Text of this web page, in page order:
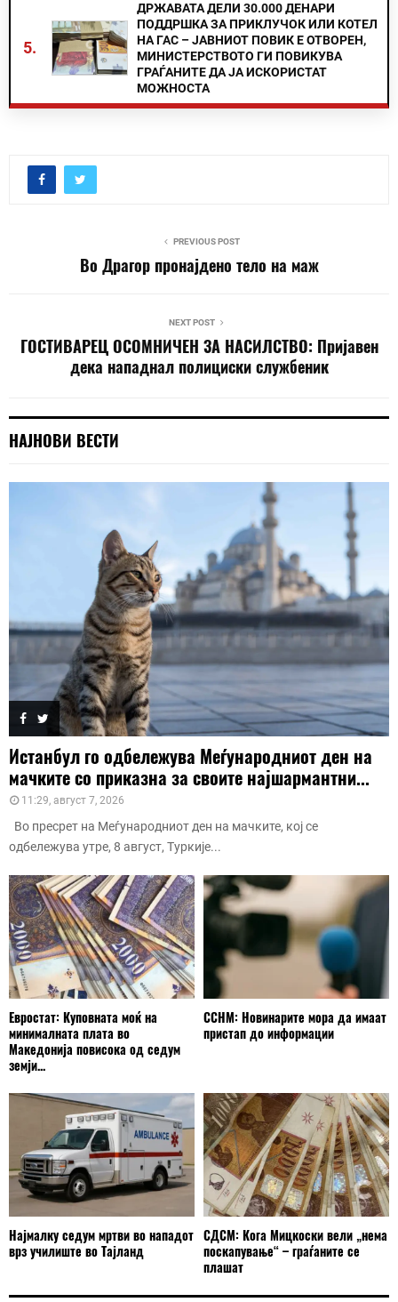
5.
ДРЖАВАТА ДЕЛИ 30.000 ДЕНАРИ
ПОДДРШКА ЗА ПРИКЛУЧОК ИЛИ КОТЕЛ
НА ГАС – ЈАВНИОТ ПОВИК Е ОТВОРЕН,
МИНИСТЕРСТВОТО ГИ ПОВИКУВА
ГРАЃАНИТЕ ДА ЈА ИСКОРИСТАТ
МОЖНОСТА
PREVIOUS POST
Во Драгор пронајдено тело на маж
NEXT POST
ГОСТИВАРЕЦ ОСОМНИЧЕН ЗА НАСИЛСТВО: Пријавен
дека нападнал полициски службеник
НАЈНОВИ ВЕСТИ
Истанбул го одбележува Меѓународниот ден на
мачките со приказна за своите најшармантни...
11:29, август 7, 2026
Во пресрет на Меѓународниот ден на мачките, кој се
одбележува утре, 8 август, Туркије...
Евростат: Куповната моќ на
минималната плата во
Македонија повисока од седум
земји...
ССНМ: Новинарите мора да имаат
пристап до информации
Најмалку седум мртви во нападот
врз училиште во Тајланд
СДСМ: Кога Мицкоски вели „нема
поскапување“ – граѓаните се
плашат